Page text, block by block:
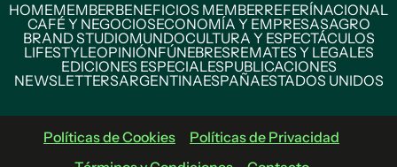
HOMEMEMBERBENEFICIOS MEMBERREFERÍNACIONAL
CAFÉ Y NEGOCIOSECONOMÍA Y EMPRESASAGRO
BRAND STUDIOMUNDOCULTURA Y ESPECTÁCULOS
LIFESTYLEOPINIÓNFÚNEBRESREMATES Y LEGALES
EDICIONES ESPECIALESPUBLICACIONES
NEWSLETTERSARGENTINAESPAÑAESTADOS UNIDOS
Políticas de Cookies
Políticas de Privacidad